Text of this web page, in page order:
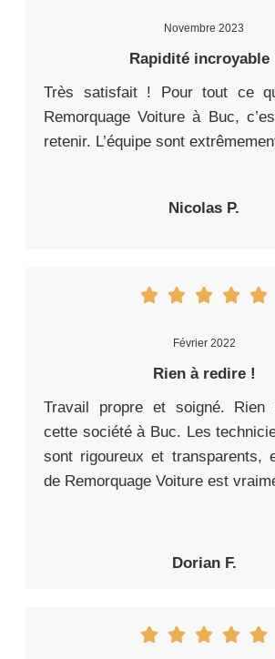
Novembre 2023
Rapidité incroyable
Très satisfait ! Pour tout ce
Remorquage Voiture à Buc,
retenir. L’équipe sont
Nicolas P.
Février 2022
Rien à redire !
Travail propre et soigné.
cette société à Buc. Les
sont rigoureux et transparents,
de Remorquage Voiture est
Dorian F.